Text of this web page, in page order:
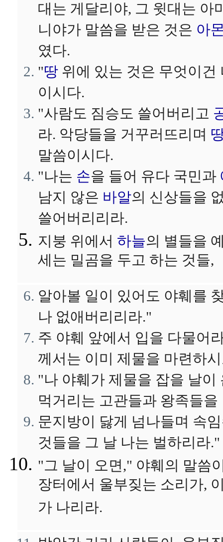
대는 게달리야, 그 윗대는 아
니야가 말씀을 받은 것은 아
였다.
"땅 위에 있는 것은 무엇이
이시다.
"사람도 짐승도 쓸어버리고
라. 악당들을 거꾸러뜨리며
말씀이시다.
"나는 손을 들어 유다 국민과
남지 않은 바알의 신상들을
쓸어버리리라.
지붕 위에서 하늘의 별들을
세는 밀곰을 두고 하는 것들,
알아볼 일이 있어도 야훼를
나 없애버리리라."
주 야훼 앞에서 입을 다물어
께서는 이미 제물을 마련하
"나 야훼가 제물을 잡을 날
먹거리는 고관들과 왕족들
문지방이 닳게 넘나들며 속
것들을 그 날 나는 벌하리라."
"그 날이 오면," 야훼의 말씀
장터에서 울부짖는 소리가,
가 나리라.